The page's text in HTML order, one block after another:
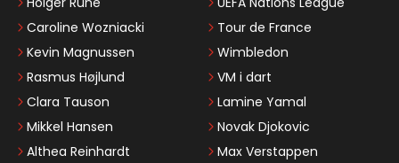
Caroline Wozniacki
Kevin Magnussen
Rasmus Højlund
Clara Tauson
Mikkel Hansen
Althea Reinhardt
Tour de France
Wimbledon
VM i dart
Lamine Yamal
Novak Djokovic
Max Verstappen